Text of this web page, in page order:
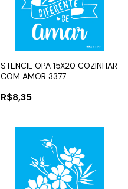
STENCIL OPA 15X20 COZINHAR
COM AMOR 3377
R$8,35